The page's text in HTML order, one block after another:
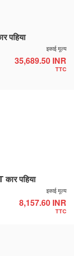
पहिया
इकाई मूल्य
35,689.50 INR
TTC
पहिया
इकाई मूल्य
8,157.60 INR
TTC